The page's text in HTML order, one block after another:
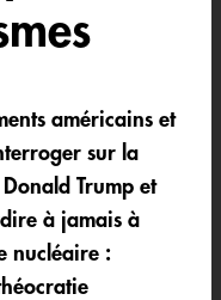
américains et
sur la
Trump et
à jamais à
nucléaire :